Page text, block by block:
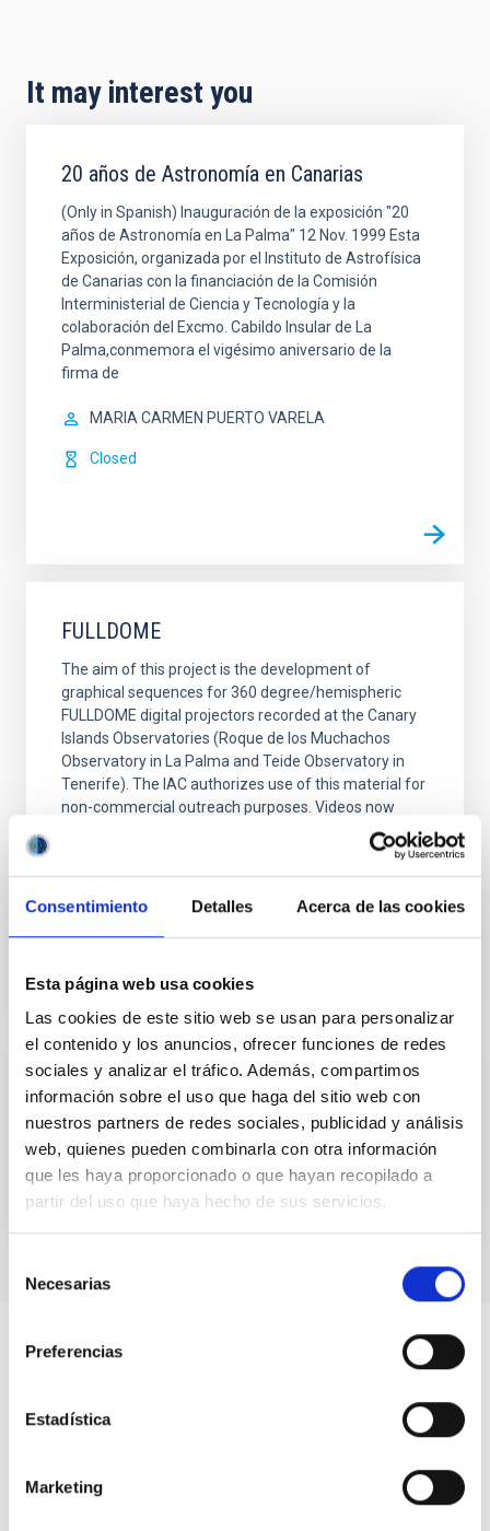
Consentimiento Detalles Acerca de las cookies
Esta página web usa cookies
Las cookies de este sitio web se usan para personalizar
el contenido y los anuncios, ofrecer funciones de redes
sociales y analizar el tráfico. Además, compartimos
información sobre el uso que haga del sitio web con
nuestros partners de redes sociales, publicidad y análisis
web, quienes pueden combinarla con otra información
que les haya proporcionado o que hayan recopilado a
partir del uso que haya hecho de sus servicios.
Necesarias
Preferencias
Estadística
Marketing
It may interest you
20 años de Astronomía en Canarias
(Only in Spanish) Inauguración de la exposición "20
años de Astronomía en La Palma" 12 Nov. 1999 Esta
Exposición, organizada por el Instituto de Astrofísica
de Canarias con la financiación de la Comisión
Interministerial de Ciencia y Tecnología y la
colaboración del Excmo. Cabildo Insular de La
Palma,conmemora el vigésimo aniversario de la
firma de
MARIA CARMEN PUERTO VARELA
Closed
FULLDOME
The aim of this project is the development of
graphical sequences for 360 degree/hemispheric
FULLDOME digital projectors recorded at the Canary
Islands Observatories (Roque de los Muchachos
Observatory in La Palma and Teide Observatory in
Tenerife). The IAC authorizes use of this material for
non-commercial outreach purposes. Videos now
Alfredo Rafael Rosenberg González
Closed
Galáctica
Closed